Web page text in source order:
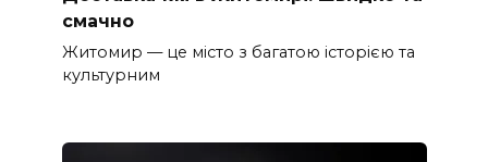
смачно
Житомир — це місто з багатою історією та
культурним